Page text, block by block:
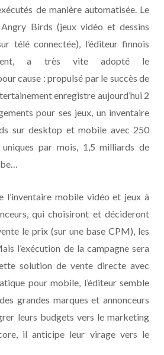
de manière automatisée. Le
Birds (jeux vidéo et dessins
télé connectée), l’éditeur finnois
a très vite adopté le
cause : propulsé par le succès de
enregistre aujourd’hui 2
pour ses jeux, un inventaire
sur desktop et mobile avec 250
par mois, 1,5 milliards de
l’inventaire mobile vidéo et jeux à
qui choisiront et décideront
le prix (sur une base CPM), les
l’exécution de la campagne sera
solution de vente directe avec
pour mobile, l’éditeur semble
grandes marques et annonceurs
leurs budgets vers le marketing
il anticipe leur virage vers le